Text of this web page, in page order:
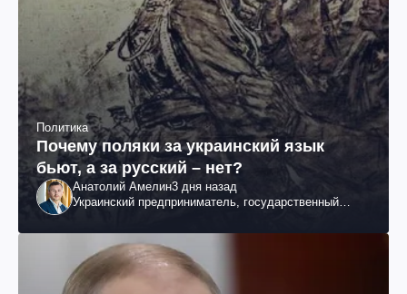
Политика
Почему поляки за украинский язык
бьют, а за русский – нет?
Анатолий Амелин3 дня назад
Украинский предприниматель, государственный